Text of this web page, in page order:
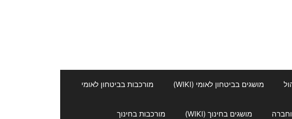
מושגים בביטחון לאומי (WIKI) מורכבות בביטחון לאומי
מושגים בחינוך (WIKI) מורכבות בחינוך